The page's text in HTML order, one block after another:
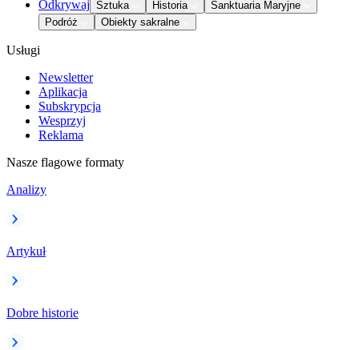
Odkrywaj Sztuka Historia
Sanktuaria Maryjne
Podróż
Obiekty sakralne
Usługi
Newsletter
Aplikacja
Subskrypcja
Wesprzyj
Reklama
Nasze flagowe formaty
Analizy
Artykuł
Dobre historie